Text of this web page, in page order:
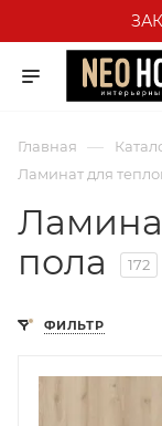
Главная —
Ламинат для
пола
172
ФИЛЬТР